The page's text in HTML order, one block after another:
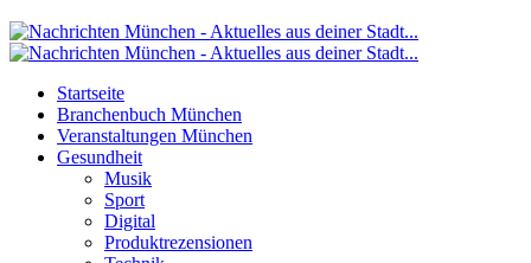
Startseite
Branchenbuch München
Veranstaltungen München
Gesundheit
Musik
Sport
Digital
Produktrezensionen